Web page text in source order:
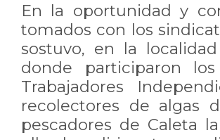
En la oportunidad y
tomados con los
sostuvo, en la
donde participaron
Trabajadores
recolectores de algas
pescadores de Caleta